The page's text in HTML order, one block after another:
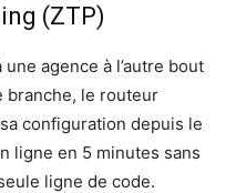
(ZTP)
agence à l’autre bout
branche, le rou­teur
confi­gu­ra­tion depuis le
ligne en 5 minutes sans
ligne de code.